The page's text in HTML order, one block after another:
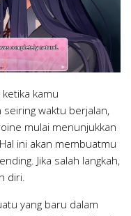
kamu
waktu berjalan,
mulai menunjukkan
ini akan membuatmu
Jika salah langkah,
diri.
yang baru dalam